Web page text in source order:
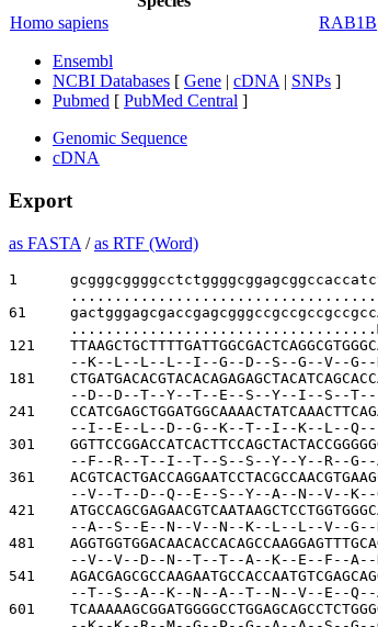
Homo sapiens
RAB1B
Ensembl
NCBI Databases [ Gene | cDNA | SNPs ]
Pubmed [ PubMed Central ]
Genomic Sequence
cDNA
Export
as FASTA /as RTF (Word)
1
61
...................................M--
121
--K--L--L--L--I--G--D--S--G--V--
181
--D--D--T--Y--T--E--S--Y--I--S--
241
--I--E--L--D--G--K--T--I--K--L--Q--
301
--F--R--T--I--T--S--S--Y--Y--R--
361
--V--T--D--Q--E--S--Y--A--N--V--
421
--A--S--E--N--V--N--K--L--L--V--
481
--V--V--D--N--T--T--A--K--E--F--
541
--T--S--A--K--N--A--T--N--V--E--
601